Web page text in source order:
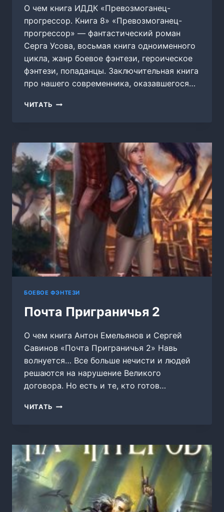
О чем книга ИДДК «Превозмоганец-
прогрессор. Книга 8» «Превозмоганец-
прогрессор» — фантастический роман
Серга Усова, восьмая книга одноименного
цикла, жанр боевое фэнтези, героическое
фэнтези, попаданцы. Заключительная книга
про нашего современника, оказавшегося…
ЧИТАТЬ ПРЕВОЗМОГАНЕЦ-
БОЕВОЕ ФЭНТЕЗИ
Почта Приграничья 2
О чем книга Антон Емельянов и Сергей
Савинов «Почта Приграничья 2» Навь
волнуется… Все больше нечисти и людей
решаются на нарушение Великого
договора. Но есть и те, кто готов…
ЧИТАТЬ ПОЧТА